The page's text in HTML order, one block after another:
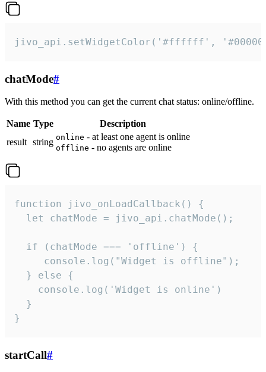
jivo_api.setWidgetColor('#ffffff',
chatMode#
With this method you can get the current chat status: online/offline.
Name Type
Description
result string online - at least one agent is online
offline - no agents are online
function jivo_onLoadCallback() {
  let chatMode = jivo_api.chatMode();
  if (chatMode === 'offline') {
     console.log("Widget is offline");
  } else {
    console.log('Widget is online')
  }
}
startCall#